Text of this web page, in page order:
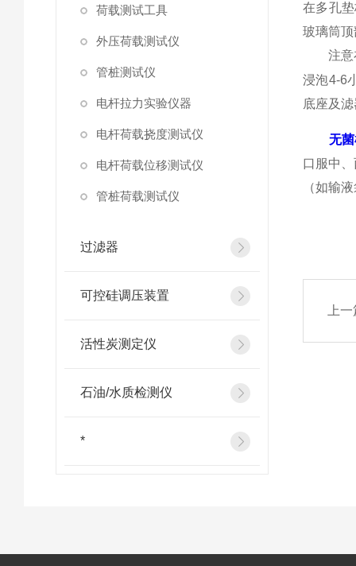
荷载测试工具
外压荷载测试仪
管桩测试仪
电杆拉力实验仪器
电杆荷载挠度测试仪
电杆荷载位移测试仪
管桩荷载测试仪
过滤器
可控硅调压装置
活性炭测定仪
石油/水质检测仪
*
在多孔
玻璃筒
注意
浸泡4-6
底座及
无
口服中
（如输
上